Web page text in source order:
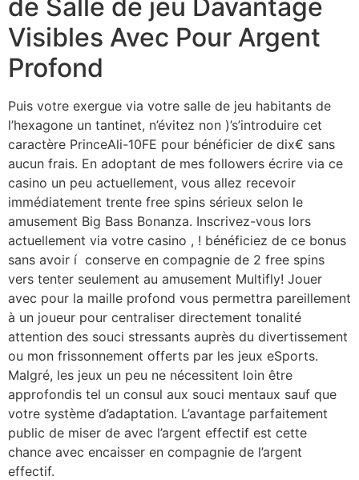
de Salle de jeu Davantage
Visibles Avec Pour Argent
Profond
Puis votre exergue via votre salle de jeu habitants de
l’hexagone un tantinet, n’évitez non )’s’introduire cet
caractère PrinceAli-10FE pour bénéficier de dix€ sans
aucun frais. En adoptant de mes followers écrire via ce
casino un peu actuellement, vous allez recevoir
immédiatement trente free spins sérieux selon le
amusement Big Bass Bonanza. Inscrivez-vous lors
actuellement via votre casino , ! bénéficiez de ce bonus
sans avoir í conserve en compagnie de 2 free spins
vers tenter seulement au amusement Multifly! Jouer
avec pour la maille profond vous permettra pareillement
à un joueur pour centraliser directement tonalité
attention des souci stressants auprès du divertissement
ou mon frissonnement offerts par les jeux eSports.
Malgré, les jeux un peu ne nécessitent loin être
approfondis tel un consul aux souci mentaux sauf que
votre système d’adaptation. L’avantage parfaitement
public de miser de avec l’argent effectif est cette
chance avec encaisser en compagnie de l’argent
effectif.